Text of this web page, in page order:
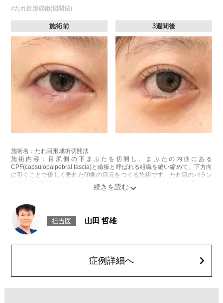
#たれ目形成術(切開法)
施術前 3週間後
施術名：たれ目形成術切開法
施術内容：目尻側の下まぶたを切開し、まぶたの内側にある
CPF(capsulopalpebral fascia)と瞼板と呼ばれる組織を縫い縮めて、下方向
に引くことで優しく垂れた印象の目元をつくる施術です。たれ目のバラン
スを丁寧に確認しながら、最後に皮膚をきれいに縫合して仕上げます。
リスク、副作用：腫れ、内出血、疼痛、目がごろごろする違和感などが術
後一時的に生じることがございます。また、稀に細菌感染症、左右差、肥
厚性瘢痕、兎眼、後戻り、縫合糸の露出、逆さ睫毛になる、下眼瞼外反、
目が乾燥する、睫毛が切れたり抜ける、結膜腫脹などが生じることがござ
費用：602,800円(税込)〜877,800円(税込)
オプション：笑気麻酔 3,300円(税込)
担当医 山田 哲雄
症例詳細へ